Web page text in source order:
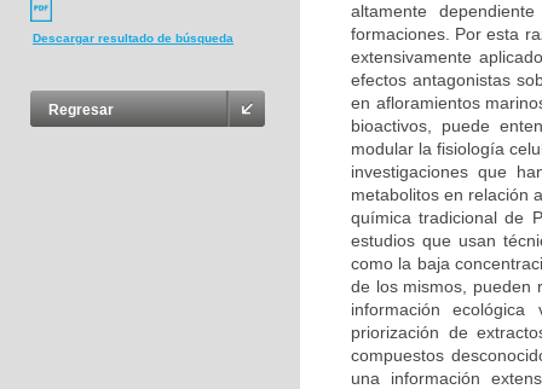
Descargar resultado de búsqueda
Regresar
altamente
formaciones. Por esta
extensivamente
efectos antagonistas
en afloramientos
bioactivos, puede
modular la fisiología
investigaciones que
metabolitos en relación
química tradicional de
estudios que usan
como la baja
de los mismos, pueden
información
priorización de
compuestos
una información